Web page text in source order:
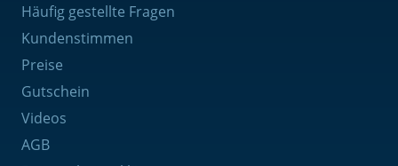
Häufig gestellte Fragen
Kundenstimmen
Preise
Gutschein
Videos
AGB